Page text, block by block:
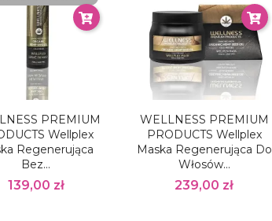
PREMIUM
Wellplex
Regenerująca
Bez...
139,00 zł
WELLNESS PREMIUM
PRODUCTS Wellplex
Maska Regenerująca Do
Włosów...
239,00 zł